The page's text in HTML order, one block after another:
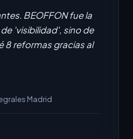
BEOFFON fue la
'visibilidad', sino de
8 reformas gracias al
Madrid